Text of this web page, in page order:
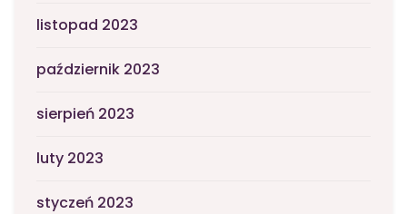
listopad 2023
październik 2023
sierpień 2023
luty 2023
styczeń 2023